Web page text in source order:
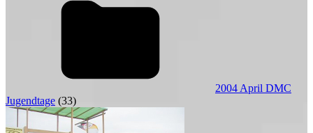
2004 April DMC
Jugendtage (33)